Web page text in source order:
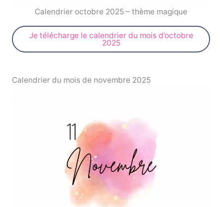
Calendrier octobre 2025 – thème magique
Je télécharge le calendrier du mois d’octobre
2025
Calendrier du mois de novembre 2025